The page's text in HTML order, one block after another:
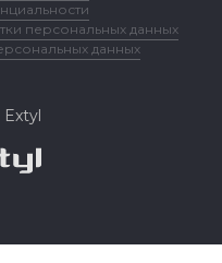
персональных данных
данных
Extyl